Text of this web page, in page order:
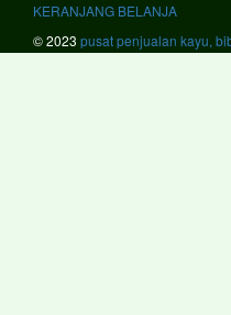
KERANJANG BELANJA
© 2023 pusat penjualan kayu,
kami melayani #JawaBarat